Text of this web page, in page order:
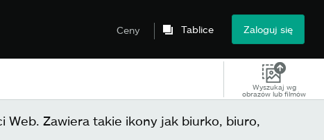
Ceny Tablice Zaloguj się
Wyszukaj wg
obrazów lub filmów
Zawiera takie ikony jak biurko, biuro,